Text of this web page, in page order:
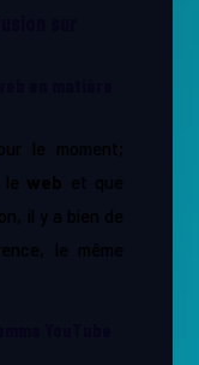
le moment;
web et que
il y a bien de
le même